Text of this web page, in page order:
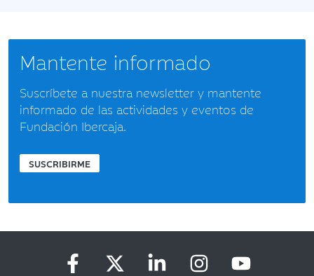
Mantente informado
Suscríbete a nuestra newsletter y mantente
informado de las actividades y eventos de
Fundación Ibercaja.
SUSCRIBIRME